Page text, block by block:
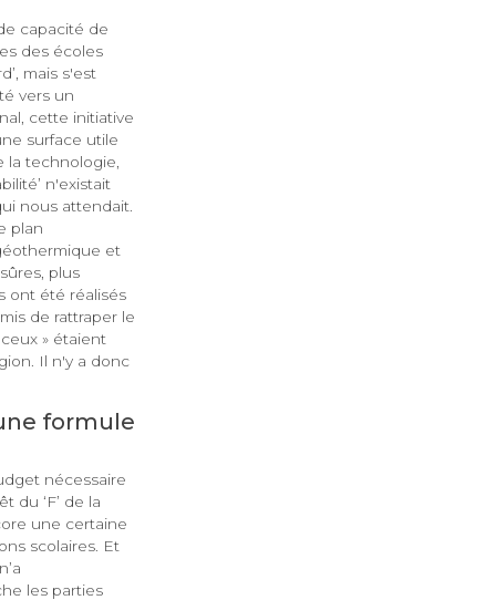
capacité de
des écoles
mais s'est
vers un
cette initiative
surface utile
la technologie,
n'existait
nous attendait.
plan
et
plus
ont été réalisés
de rattraper le
» étaient
Il n'y a donc
formule
nécessaire
du ‘F’ de la
une certaine
scolaires. Et
les parties